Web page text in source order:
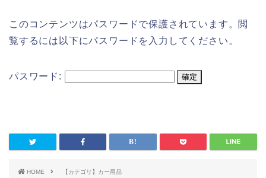
このコンテンツはパスワードで保護されています。閲
覧するには以下にパスワードを入力してください。
パスワード:
HOME 【カテゴリ】カー用品